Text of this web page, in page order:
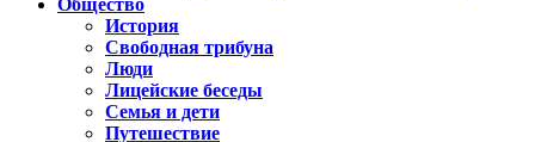
Общество
История
Свободная трибуна
Люди
Лицейские беседы
Семья и дети
Путешествие